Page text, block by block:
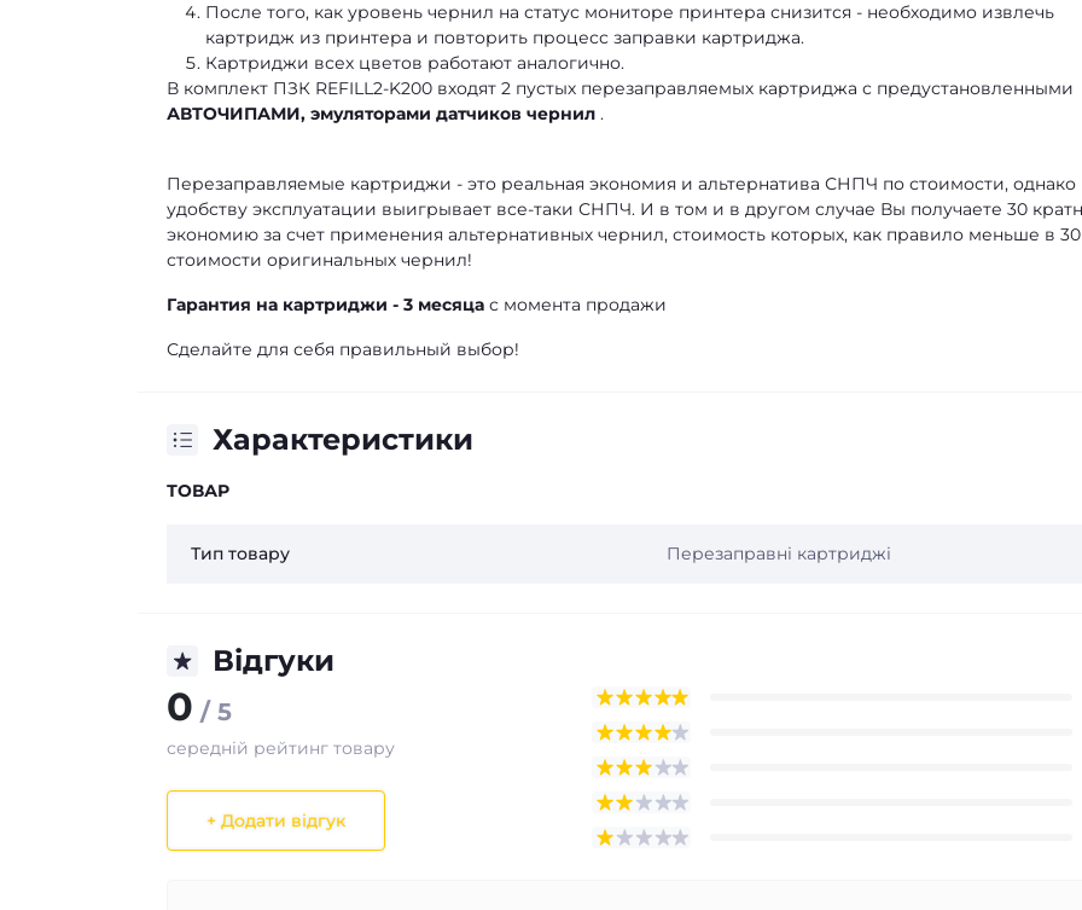
После того, как уровень чернил на статус мониторе принтера снизится - необходимо извлечь
картридж из принтера и повторить процесс заправки картриджа.
Картриджи всех цветов работают аналогично.
В комплект ПЗК REFILL2-K200 входят 2 пустых перезаправляемых картриджа с предустановленными
АВТОЧИПАМИ, эмуляторами датчиков чернил .
Перезаправляемые картриджи - это реальная экономия и альтернатива СНПЧ по стоимости, однако
удобству эксплуатации выигрывает все-таки СНПЧ. И в том и в другом случае Вы получаете 30
экономию за счет применения альтернативных чернил, стоимость которых, как правило меньше в
стоимости оригинальных чернил!
Гарантия на картриджи - 3 месяца с момента продажи
Сделайте для себя правильный выбор!
Характеристики
ТОВАР
Тип товару Перезаправні картриджі
Відгуки
0 / 5
середній рейтинг товару
+ Додати відгук